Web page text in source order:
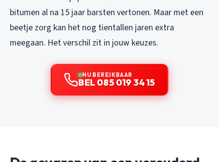
bitumen al na 15 jaar barsten vertonen. Maar met een
beetje zorg kan het nog tientallen jaren extra
meegaan. Het verschil zit in jouw keuzes.
NU BEREIKBAAR
BEL 085 019 34 15